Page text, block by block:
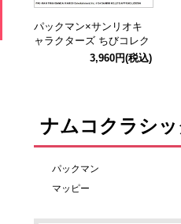
パックマン×サンリオキ
ャラクターズ ちびコレク
トフィギュアVol.2
3,960円(税込)
ナムコクラシ
パックマン
マッピー